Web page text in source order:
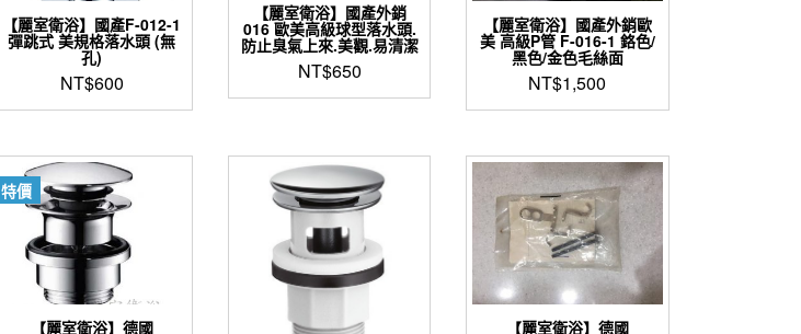
【麗室衛浴】國產F-012-1
彈跳式 美規格落水頭 (無
孔)
NT$600
【麗室衛浴】國產外銷
016 歐美高級球型落水頭.
防止臭氣上來.美觀.易清潔
NT$650
【麗室衛浴】國產外銷歐
美 高級P管 F-016-1 鉻色/
黑色/金色毛絲面
NT$1,500
特價
【麗室衛浴】德國 【麗室衛浴】德國